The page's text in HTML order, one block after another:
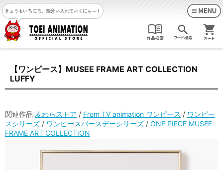
きょうもいちにち、気合い入れていくにゃ～！
【ワンピース】MUSEE FRAME ART COLLECTION
LUFFY
関連作品 麦わらストア / From TV animation ワンピース / ワンピー
スシリーズ / ワンピースバースデーシリーズ / ONE PIECE MUSEE
FRAME ART COLLECTION